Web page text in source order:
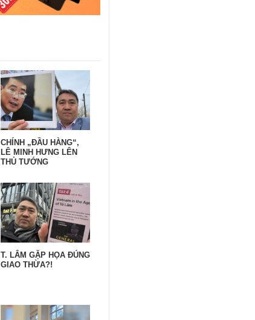
CHÍNH „ĐẦU HÀNG“,
LÊ MINH HƯNG LÊN
THỦ TƯỚNG
T. LÂM GẶP HỌA ĐÚNG
GIAO THỪA?!